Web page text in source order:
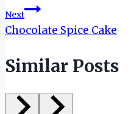
Next
Chocolate Spice Cake
Similar Posts